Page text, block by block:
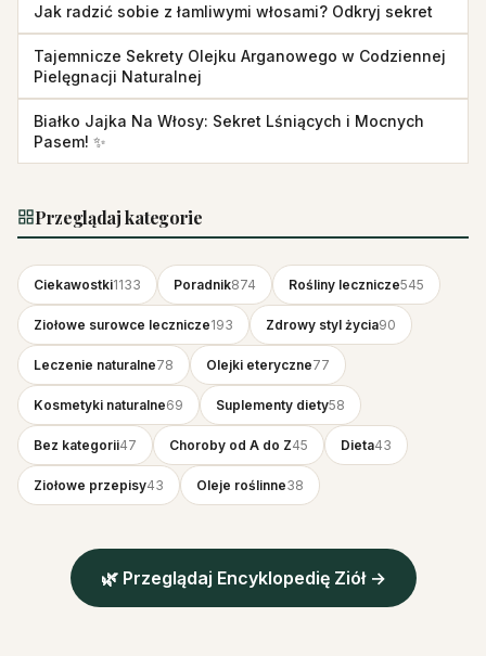
Jak radzić sobie z łamliwymi włosami? Odkryj sekret
Tajemnicze Sekrety Olejku Arganowego w Codziennej
Pielęgnacji Naturalnej
Białko Jajka Na Włosy: Sekret Lśniących i Mocnych
Pasem! ✨
Przeglądaj kategorie
Ciekawostki1133 Poradnik874 Rośliny lecznicze545
Ziołowe surowce lecznicze193 Zdrowy styl życia90
Leczenie naturalne78 Olejki eteryczne77
Kosmetyki naturalne69 Suplementy diety58
Bez kategorii47 Choroby od A do Z45 Dieta43
Ziołowe przepisy43 Oleje roślinne38
🌿 Przeglądaj Encyklopedię Ziół →